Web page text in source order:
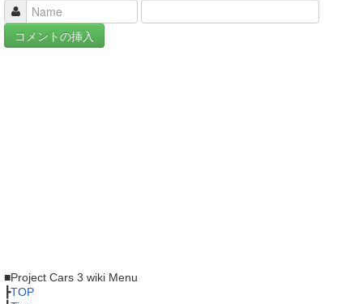
■Project Cars 3 wiki Menu
┣TOP